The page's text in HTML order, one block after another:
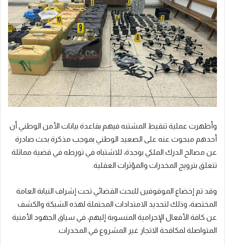
وأظهرت عملية تنقيط المشتبه فيهم بقاعدة بيانات الأمن الوطني أن
أحدهم مبحوث عنه على الصعيد الوطني بموجب مذكرة بحث صادرة
عن مصالح الدرك الملكي بوجدة، للاشتباه في تورطه في قضية مماثلة
تتعلق بترويج المخدرات والمؤثرات العقلية.
وقد تم إخضاع الموقوفين للبحث القضائي تحت إشراف النيابة العامة
المختصة، وذلك لتحديد الامتدادات المحتملة لهذه الشبكة والكشف
عن كافة الأفعال الإجرامية المنسوبة إليهم، في سياق الجهود الأمنية
المتواصلة لمكافحة الاتجار غير المشروع في المخدرات.